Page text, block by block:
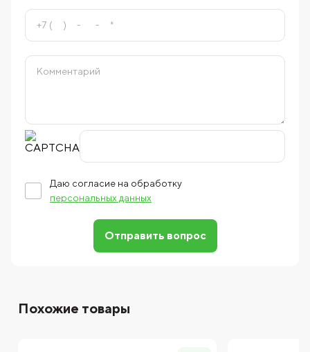
Даю согласие на обработку
персональных данных
Отправить вопрос
Похожие товары